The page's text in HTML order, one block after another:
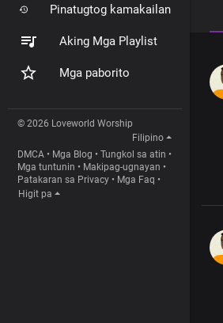
Pinatugtog kamakailan
Aking Mga Playlist
Mga paborito
© 2026 Loveworld Worship
Filipino
DMCA • Mga Blog • Tungkol sa atin •
Mga tuntunin • Makipag-ugnayan •
Patakaran sa Privacy • Mga Faq •
Higit pa